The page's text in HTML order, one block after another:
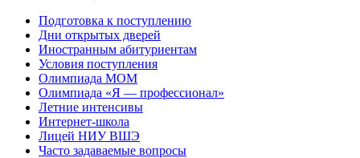
Подготовка к поступлению
Дни открытых дверей
Иностранным абитуриентам
Условия поступления
Олимпиада МОМ
Олимпиада «Я — профессионал»
Летние интенсивы
Интернет-школа
Лицей НИУ ВШЭ
Часто задаваемые вопросы